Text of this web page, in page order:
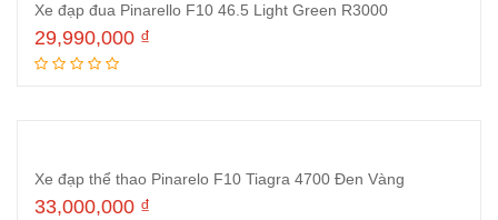
Xe đạp đua Pinarello F10 46.5 Light Green R3000
29,990,000 ₫
Xe đạp thể thao Pinarelo F10 Tiagra 4700 Đen Vàng
33,000,000 ₫